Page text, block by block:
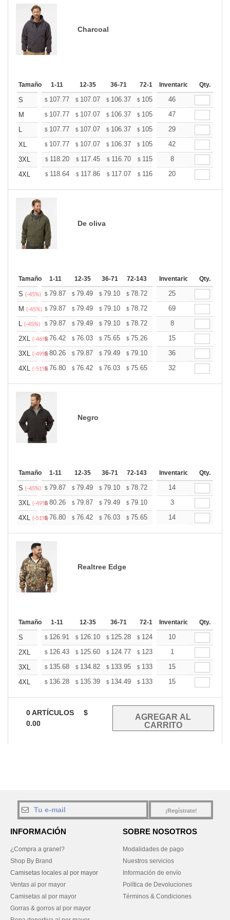
Charcoal
Tamaño 1-11 12-35 36-71 72-143 144-287 288 +
Inventario Qty.
S $ 107.77 $ 107.07 $ 106.37 $ 105.67 $104.97
46
M
$ 107.77 $ 107.07 $ 106.37 $ 105.67 $104.97
47
L
$ 107.77 $ 107.07 $ 106.37 $ 105.67 $104.97
29
XL
$ 107.77 $ 107.07 $ 106.37 $ 105.67 $104.97
42
3XL
$ 118.20 $ 117.45 $ 116.70 $ 115.96 $115.21
8
4XL
$ 118.64 $ 117.86 $ 117.07 $ 116.29 $115.51
20
De oliva
Tamaño 1-11 12-35 36-71 72-143 144-287 288 +
Inventario Qty.
S (-45%) $ 79.87 $ 79.49 $ 79.10 $ 78.72 78.34
25
M (-45%) $ 79.87 $ 79.49 $ 79.10 $ 78.72 78.34
69
L (-45%) $ 79.87 $ 79.49 $ 79.10 $ 78.72 78.34
8
2XL (-46%)
$76.42 $ 76.03 $ 75.65 $ 75.26 74.88
15
3XL (-49%)
$80.26 $ 79.87 $ 79.49 $ 79.10 78.72
36
4XL (-51%)
$76.80 $ 76.42 $ 76.03 $ 75.65 75.26
32
Negro
Tamaño 1-11 12-35 36-71 72-143 144-287 288 +
Inventario Qty.
S (-45%) $ 79.87 $ 79.49 $ 79.10 $ 78.72 78.34
14
3XL (-49%)
$80.26 $ 79.87 $ 79.49 $ 79.10 78.72
3
4XL (-51%)
$76.80 $ 76.42 $ 76.03 $ 75.65 75.26
14
Realtree Edge
Tamaño 1-11 12-35 36-71 72-143 144-287 288 +
Inventario Qty.
S $ 126.91 $ 126.10 $ 125.28 $ 124.46 $123.64
10
2XL
$ 126.43 $ 125.60 $ 124.77 $ 123.94 $ 123.11
1
3XL
$ 135.68 $ 134.82 $ 133.95 $ 133.09 $132.22
15
4XL
$ 136.28 $ 135.39 $ 134.49 $ 133.59 $132.70
15
0ARTÍCULOS
$
0.00
¡Regístrate!
INFORMACIÓN
¿Compra a granel?
Shop By Brand
Camisetas locales al por mayor
Ventas al por mayor
Camisetas al por mayor
Gorras & gorros al por mayor
SOBRE NOSOTROS
Modalidades de pago
Nuestros servicios
Información de envío
Política de Devoluciones
Términos & Condiciones